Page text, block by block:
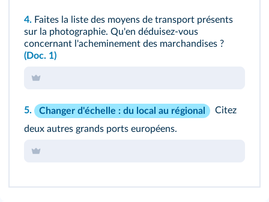
4. Faites la liste des moyens de transport présents
sur la photographie. Qu'en déduisez-vous
concernant l'acheminement des marchandises ?
(Doc. 1)
5. Changer d'échelle : du local au régional
Citez
deux autres grands ports européens.